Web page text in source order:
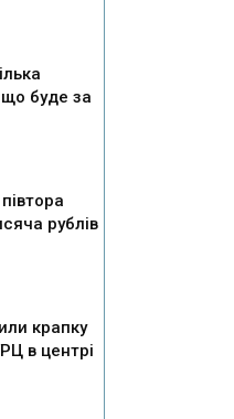
буде за
рублів
крапку
в центрі